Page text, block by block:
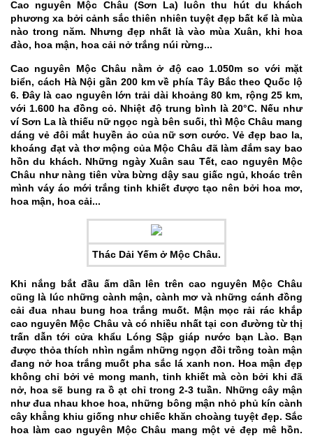
Cao nguyên Mộc Châu (Sơn La) luôn thu hút du khách
phương xa bởi cảnh sắc thiên nhiên tuyệt đẹp bất kể là mùa
nào trong năm. Nhưng đẹp nhất là vào mùa Xuân, khi hoa
đào, hoa mận, hoa cải nở trắng núi rừng...
Cao nguyên Mộc Châu nằm ở độ cao 1.050m so với mặt
biển, cách Hà Nội gần 200 km về phía Tây Bắc theo Quốc lộ
6. Đây là cao nguyên lớn trải dài khoảng 80 km, rộng 25 km,
với 1.600 ha đồng cỏ. Nhiệt độ trung bình là 20°C. Nếu như
ví Sơn La là thiếu nữ ngọc ngà bên suối, thì Mộc Châu mang
dáng vẻ đôi mắt huyền ảo của nữ sơn cước. Vẻ đẹp bao la,
khoáng đạt và thơ mộng của Mộc Châu đã làm đắm say bao
hồn du khách. Những ngày Xuân sau Tết, cao nguyên Mộc
Châu như nàng tiên vừa bừng dậy sau giấc ngủ, khoác trên
mình váy áo mới trắng tinh khiết được tạo nên bởi hoa mơ,
hoa mận, hoa cải...
Thác Dải Yếm ở Mộc Châu.
Khi nắng bắt đầu ấm dần lên trên cao nguyên Mộc Châu
cũng là lúc những cành mận, cành mơ và những cánh đồng
cải đua nhau bung hoa trắng muốt. Mận mọc rải rác khắp
cao nguyên Mộc Châu và có nhiều nhất tại con đường từ thị
trấn dẫn tới cửa khẩu Lóng Sập giáp nước bạn Lào. Bạn
được thỏa thích nhìn ngắm những ngọn đồi trồng toàn mận
đang nở hoa trắng muốt pha sắc lá xanh non. Hoa mận đẹp
không chỉ bởi vẻ mong manh, tinh khiết mà còn bởi khi đã
nở, hoa sẽ bung ra ồ ạt chỉ trong 2-3 tuần. Những cây mận
như đua nhau khoe hoa, những bông mận nhỏ phủ kín cành
cây khẳng khiu giống như chiếc khăn choàng tuyệt đẹp. Sắc
hoa làm cao nguyên Mộc Châu mang một vẻ đẹp mê hồn.